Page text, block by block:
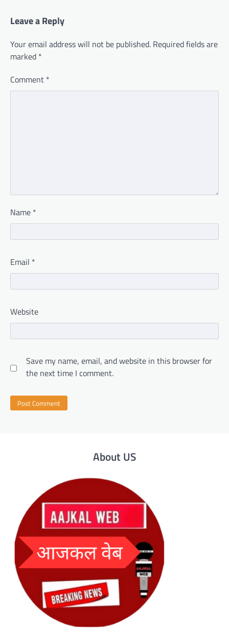
Leave a Reply
Your email address will not be published. Required fields are
marked *
Comment *
Name *
Email *
Website
Save my name, email, and website in this browser for
the next time I comment.
About US